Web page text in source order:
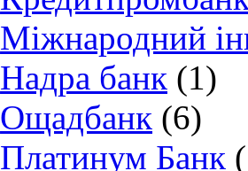
Міжнародний
Надра банк (1)
Ощадбанк (6)
Платинум Банк